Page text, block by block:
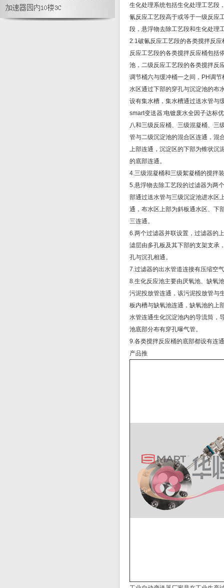
生化处理系统包括生化处理工艺段
氰反应工艺段高于或等于一级反应
段，悬浮物去除工艺段和生化处理
2.1破氰反应工艺段的各类搅拌反
反应工艺段的各类搅拌反应桶包括
池，二级反应工艺段的各类搅拌反
调节桶六与缓冲桶一之间，PH调
水区通过下部的穿孔与沉淀池的布
设有集水槽，集水槽通过送水管与
smart变送器:电镀废水全因子达标
八和三级反应桶、三级混凝桶、三
管与二级沉淀池的混合区连通，混
上部连通，沉淀区的下部为锥状沉
的底部连通。
4.三级混凝桶和三级絮凝桶的搅拌
5.悬浮物去除工艺段的过滤器为两
部通过送水管与三级沉淀池进水区
通，布水区上部为斜板通水区、下
三连通。
6.两个过滤器并联设置，过滤器的
滤层由多孔板及其下部的支架支承
孔与沉孔相通。
7.过滤器的出水管道连接有压缩空
8.生化反应池主要由厌氧池、缺氧
污泥投放管连通，该污泥投放管与
板内槽与缺氧池连通，缺氧池的上
水管连通生化沉淀池内的导流筒，
池底部分布有穿孔曝气管。
9.各类搅拌反应桶的底部都设有连
产品推